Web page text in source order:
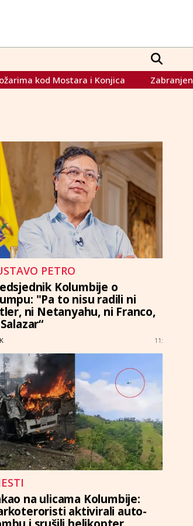
Mostara i Konjica Zabranjen uvoz
PETRO
Kolumbije o
"Pa to nisu radili ni
ni Netanyahu, ni Franco,
11:
na ulicama Kolumbije:
aktivirali auto-